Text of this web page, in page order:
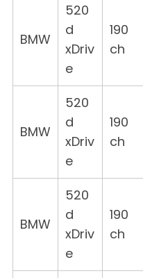
BMW
520
d
xDriv
e
190
ch
BMW
520
d
xDriv
e
190
ch
BMW
520
d
xDriv
e
190
ch